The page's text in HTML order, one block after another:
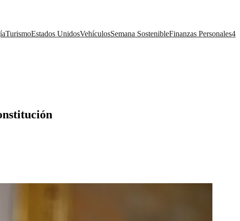
TurismoEstados UnidosVehículosSemana SostenibleFinanzas Personales4